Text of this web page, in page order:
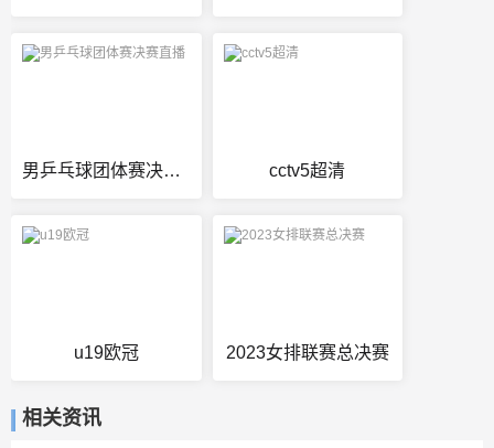
男乒乓球团体赛决赛直播 cctv5超清
u19欧冠 2023女排联赛总决赛
相关资讯